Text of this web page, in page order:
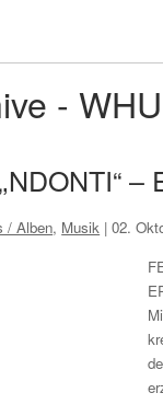
-
/ Alben, Musik |02.